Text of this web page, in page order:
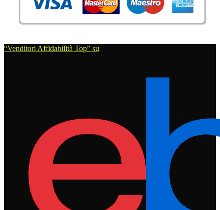
“Venditori Affidabilità Top” su